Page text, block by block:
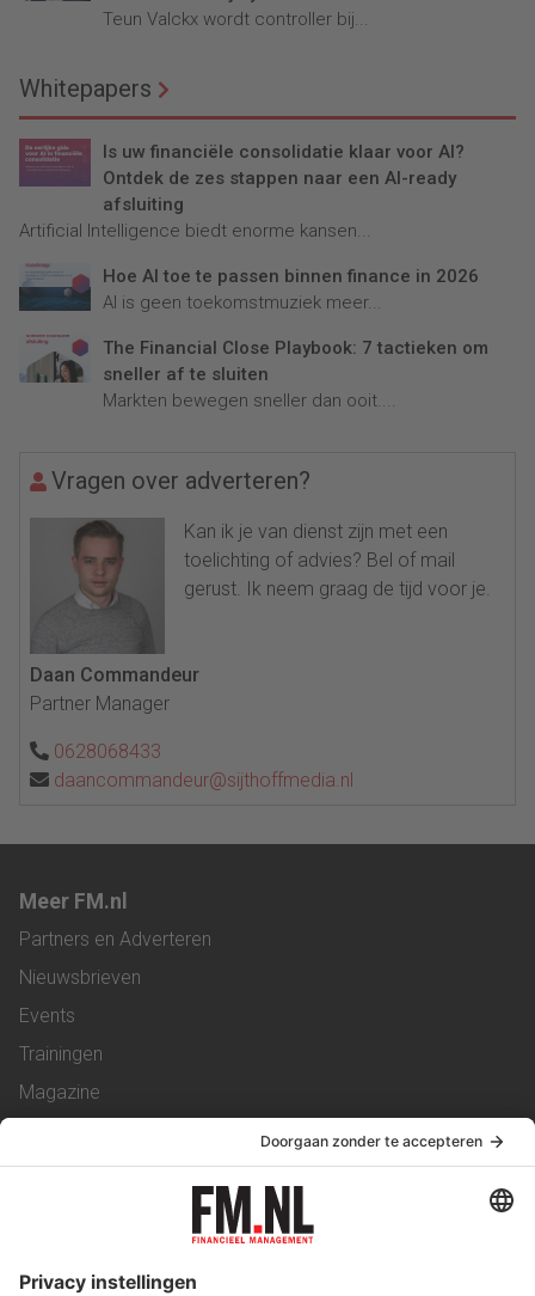
Teun Valckx wordt controller bij...
Whitepapers
Is uw financiële consolidatie klaar voor AI?
Ontdek de zes stappen naar een AI-ready
afsluiting
Artificial Intelligence biedt enorme kansen...
Hoe AI toe te passen binnen finance in 2026
AI is geen toekomstmuziek meer...
The Financial Close Playbook: 7 tactieken om
sneller af te sluiten
Markten bewegen sneller dan ooit....
Vragen over adverteren?
Kan ik je van dienst zijn met een
toelichting of advies? Bel of mail
gerust. Ik neem graag de tijd voor je.
Daan Commandeur
Partner Manager
0628068433
daancommandeur@sijthoffmedia.nl
Meer FM.nl
Partners en Adverteren
Nieuwsbrieven
Events
Trainingen
Magazine
Service & Contact
Werken bij ons